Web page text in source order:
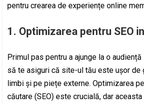
pentru crearea de experiențe online
1. Optimizarea pentru SEO
Primul pas pentru a ajunge la o
să te asiguri că site-ul tău este ușor de
limbi și pe piețe externe. Optimizarea
căutare (SEO) este crucială, dar